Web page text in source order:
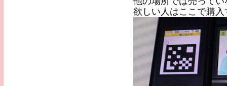
欲しい人はここで購